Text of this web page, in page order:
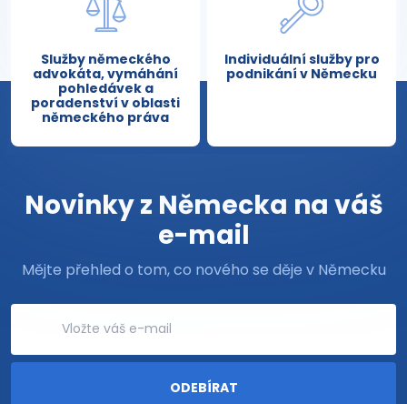
Služby německého
advokáta, vymáhání
pohledávek a
poradenství v oblasti
německého práva
Individuální služby pro
podnikání v Německu
Novinky z Německa na váš
e-mail
Mějte přehled o tom, co nového se děje v Německu